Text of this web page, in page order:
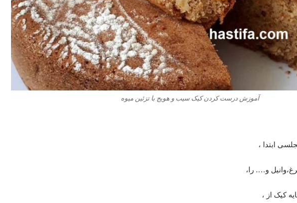
آموزش درست کردن کیک سیب و هویج با تزئین میوه
ابتدا ،
و…. را،